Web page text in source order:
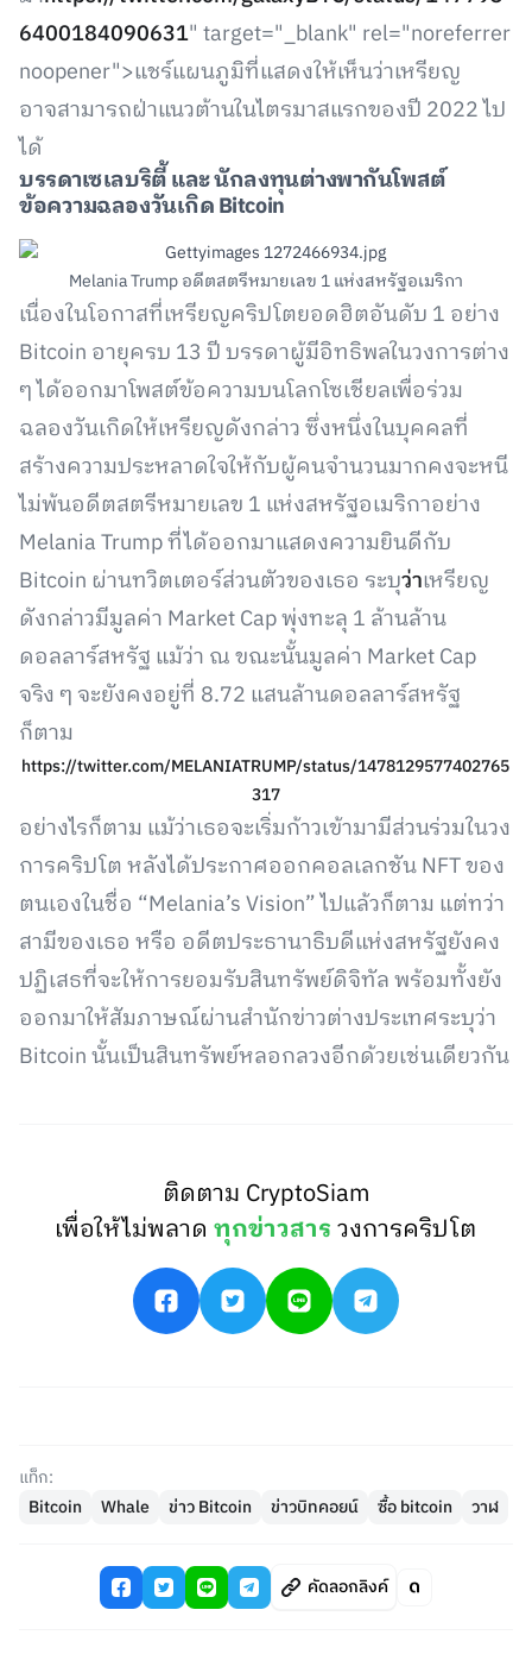
6400184090631" target="_blank" rel="noreferrer
noopener">แชร์แผนภูมิที่แสดงให้เห็นว่าเหรียญ
อาจสามารถฝ่าแนวต้านในไตรมาสแรกของปี 2022 ไป
ได้
บรรดาเซเลบริตี้ และ นักลงทุนต่างพากันโพสต์
ข้อความฉลองวันเกิด Bitcoin
Melania Trump อดีตสตรีหมายเลข 1 แห่งสหรัฐอเมริกา
เนื่องในโอกาสที่เหรียญคริปโตยอดฮิตอันดับ 1 อย่าง
Bitcoin อายุครบ 13 ปี บรรดาผู้มีอิทธิพลในวงการต่าง
ๆ ได้ออกมาโพสต์ข้อความบนโลกโซเชียลเพื่อร่วม
ฉลองวันเกิดให้เหรียญดังกล่าว ซึ่งหนึ่งในบุคคลที่
สร้างความประหลาดใจให้กับผู้คนจำนวนมากคงจะหนี
ไม่พ้นอดีตสตรีหมายเลข 1 แห่งสหรัฐอเมริกาอย่าง
Melania Trump ที่ได้ออกมาแสดงความยินดีกับ
Bitcoin ผ่านทวิตเตอร์ส่วนตัวของเธอ ระบุว่าเหรียญ
ดังกล่าวมีมูลค่า Market Cap พุ่งทะลุ 1 ล้านล้าน
ดอลลาร์สหรัฐ แม้ว่า ณ ขณะนั้นมูลค่า Market Cap
จริง ๆ จะยังคงอยู่ที่ 8.72 แสนล้านดอลลาร์สหรัฐ
ก็ตาม
https://twitter.com/MELANIATRUMP/status/1478129577402765
317
อย่างไรก็ตาม แม้ว่าเธอจะเริ่มก้าวเข้ามามีส่วนร่วมในวง
การคริปโต หลังได้ประกาศออกคอลเลกชัน NFT ของ
ตนเองในชื่อ “Melania’s Vision” ไปแล้วก็ตาม แต่ทว่า
สามีของเธอ หรือ อดีตประธานาธิบดีแห่งสหรัฐยังคง
ปฏิเสธที่จะให้การยอมรับสินทรัพย์ดิจิทัล พร้อมทั้งยัง
ออกมาให้สัมภาษณ์ผ่านสำนักข่าวต่างประเทศระบุว่า
Bitcoin นั้นเป็นสินทรัพย์หลอกลวงอีกด้วยเช่นเดียวกัน
ติดตาม CryptoSiam
เพื่อให้ไม่พลาดทุกข่าวสารวงการคริปโต
แท็ก:
Bitcoin
Whale ข่าว Bitcoin ข่าวบิทคอยน์ ซื้อ bitcoin วาฬ
คัดลอกลิงค์